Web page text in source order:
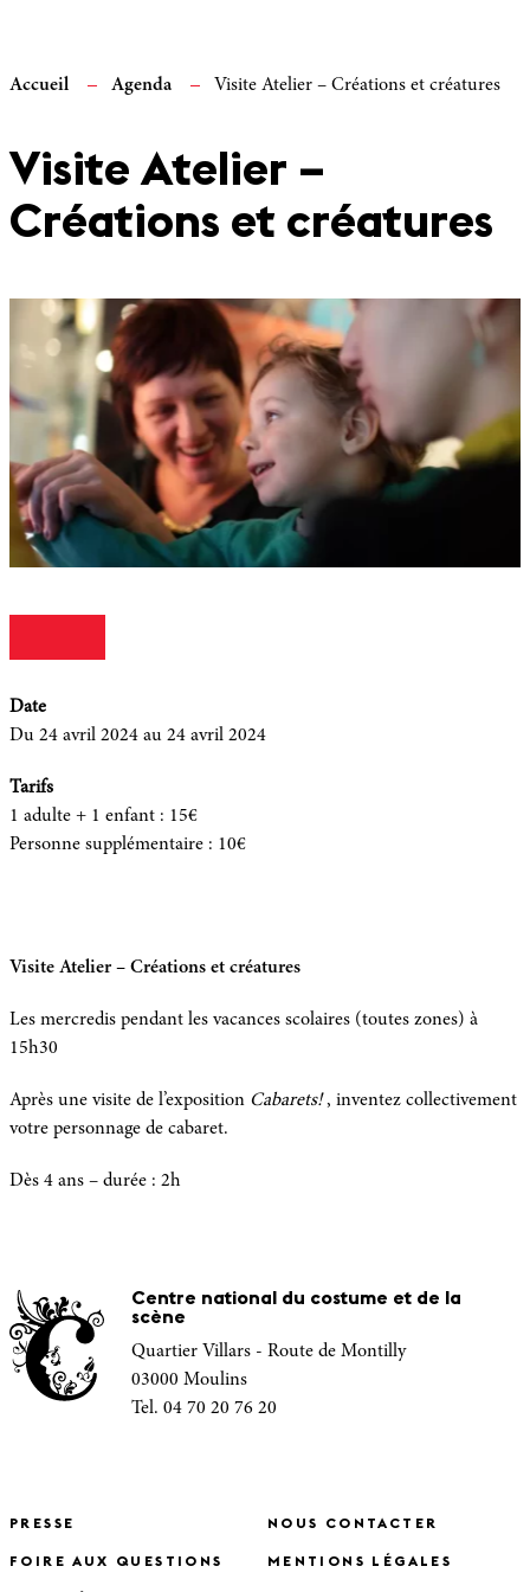
Accueil Agenda Visite Atelier – Créations et créatures
Visite Atelier –
Créations et créatures
Date
Du 24 avril 2024 au 24 avril 2024
Tarifs
1 adulte + 1 enfant : 15€
Personne supplémentaire : 10€
Visite Atelier – Créations et créatures
Les mercredis pendant les vacances scolaires (toutes zones) à
15h30
Après une visite de l’exposition Cabarets!, inventez collectivement
votre personnage de cabaret.
Dès 4 ans – durée : 2h
Centre national du costume et de la
scène
Quartier Villars - Route de Montilly
03000 Moulins
Tel. 04 70 20 76 20
PRESSE
FOIRE AUX QUESTIONS
NOUS CONTACTER
MENTIONS LÉGALES